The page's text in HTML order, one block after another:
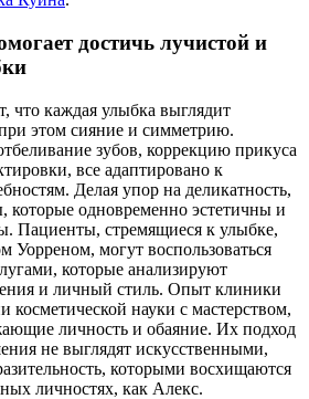
достичь лучистой и
что каждая улыбка выглядит
этом сияние и симметрию.
зубов, коррекцию прикуса
все адаптировано к
Делая упор на деликатность,
которые одновременно эстетичны и
Пациенты, стремящиеся к улыбке,
Уорреном, могут воспользоваться
которые анализируют
и личный стиль. Опыт клиники
косметической науки с мастерством,
личность и обаяние. Их подход
не выглядят искусственными,
которыми восхищаются
личностях, как Алекс.